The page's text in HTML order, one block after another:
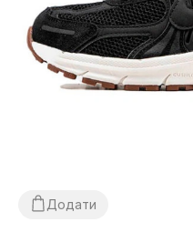
Додати